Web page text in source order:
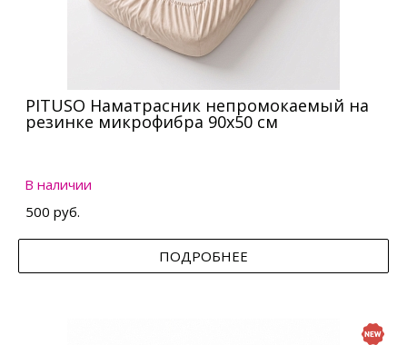
PITUSO Наматрасник непромокаемый на
резинке микрофибра 90х50 см
В наличии
500 руб.
ПОДРОБНЕЕ